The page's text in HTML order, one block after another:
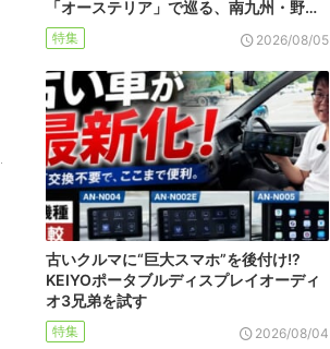
「オーステリア」で巡る、南九州・野…
特集 2026/08/05
古いクルマに“巨大スマホ”を後付け!?
KEIYOポータブルディスプレイオーディ
オ3兄弟を試す
特集 2026/08/04